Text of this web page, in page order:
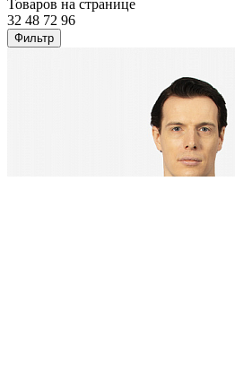
Товаров на странице
32 48 72 96
Фильтр